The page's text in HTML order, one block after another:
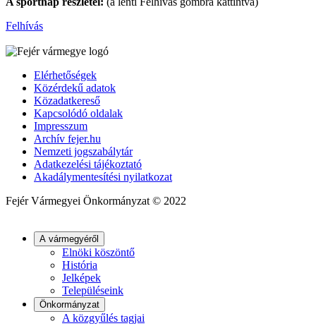
Felhívás
Elérhetőségek
Közérdekű adatok
Közadatkereső
Kapcsolódó oldalak
Impresszum
Archív fejer.hu
Nemzeti jogszabálytár
Adatkezelési tájékoztató
Akadálymentesítési nyilatkozat
Fejér Vármegyei Önkormányzat © 2022
A vármegyéről
Elnöki köszöntő
História
Jelképek
Településeink
Önkormányzat
A közgyűlés tagjai